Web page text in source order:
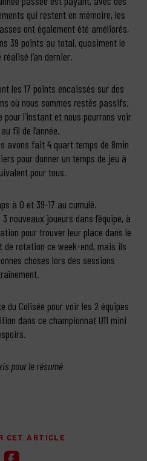
qui restent en mémoire, les
ont également été améliorés,
39 points au total, quasiment le
l’an dernier.
les 17 points encaissés sur des
où nous sommes restés passifs.
l’instant et nous pourrons voir
fil de l’année.
avons fait 4 quart temps de 8min
pour donner un temps de jeu à
pour tous.
à 0 et 39-17 au cumulé.
3 nouveaux joueurs dans l’équipe, à
pour trouver leur place dans le
de rotation ce week-end, mais ils
choses lors des sessions
du Colisée pour voir les 2 équipes
dans ce championnat U11 mini
pour le résumé
CET ARTICLE